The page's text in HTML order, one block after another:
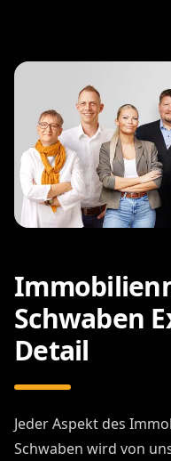
Schwaben
Detail
Jeder Aspekt des
Schwaben wird von